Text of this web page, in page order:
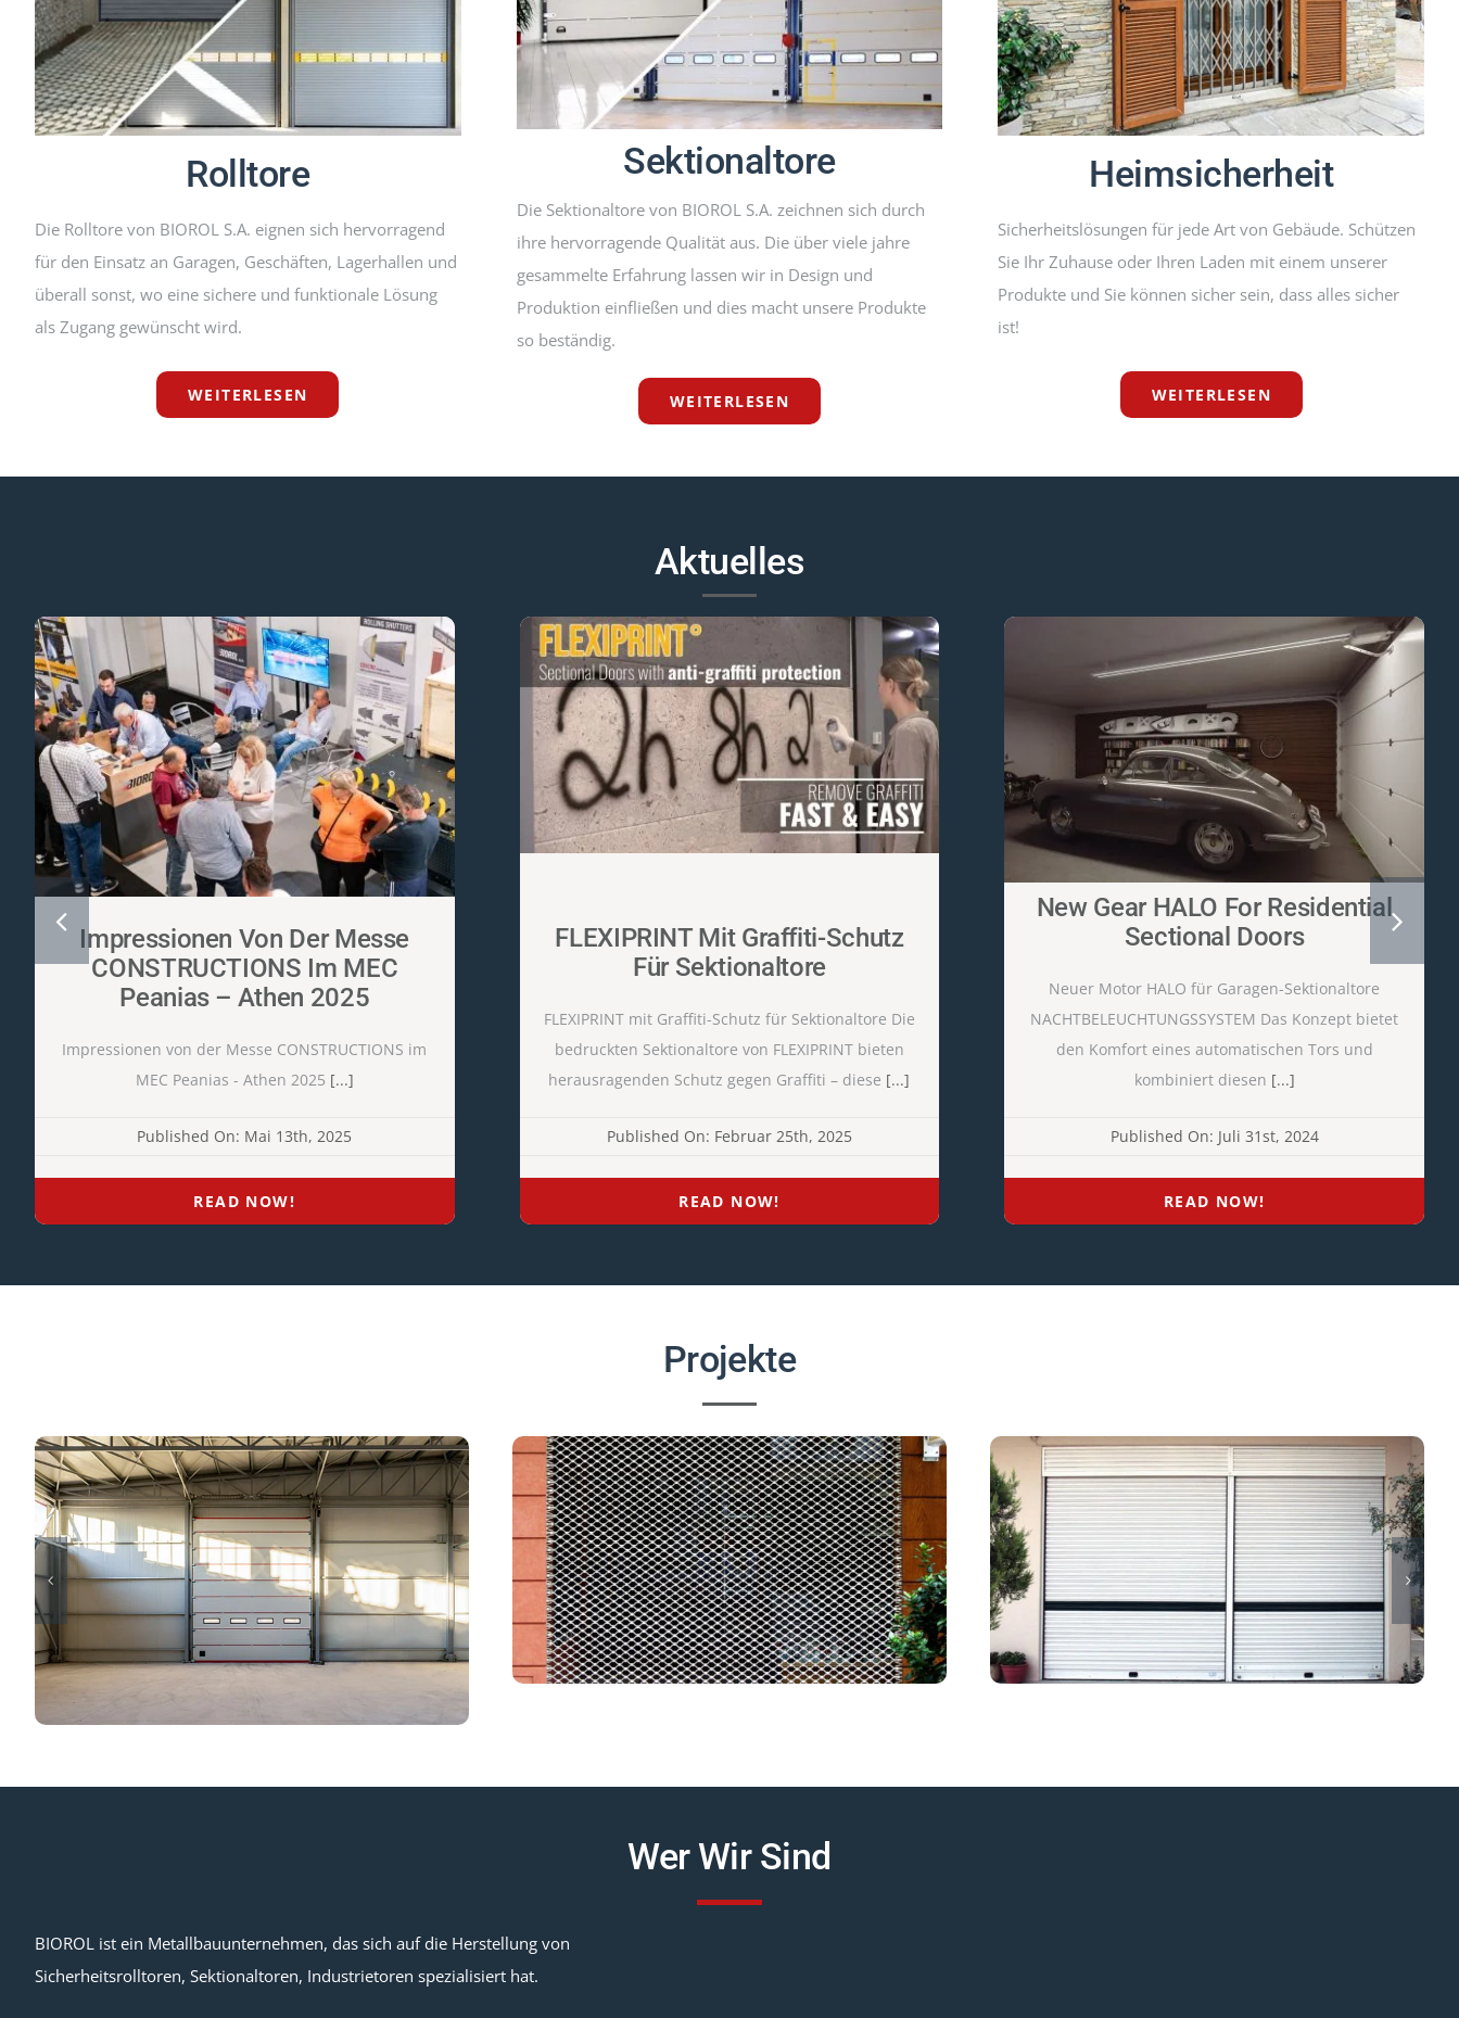
Rolltore
Die Rolltore von BIOROL S.A. eignen sich hervorragend
für den Einsatz an Garagen, Geschäften, Lagerhallen und
überall sonst, wo eine sichere und funktionale Lösung
als Zugang gewünscht wird.
WEITERLESEN
Sektionaltore
Die Sektionaltore von BIOROL S.A. zeichnen sich durch
ihre hervorragende Qualität aus. Die über viele jahre
gesammelte Erfahrung lassen wir in Design und
Produktion einfließen und dies macht unsere Produkte
so beständig.
WEITERLESEN
Heimsicherheit
Sicherheitslösungen für jede Art von Gebäude. Schützen
Sie Ihr Zuhause oder Ihren Laden mit einem unserer
Produkte und Sie können sicher sein, dass alles sicher
ist!
WEITERLESEN
Aktuelles
Impressionen Von Der Messe
CONSTRUCTIONS Im MEC
Peanias – Athen 2025
Impressionen von der Messe CONSTRUCTIONS im
MEC Peanias - Athen 2025 [...]
Published On: Mai 13th, 2025
READ NOW!
FLEXIPRINT Mit Graffiti-Schutz
Für Sektionaltore
FLEXIPRINT mit Graffiti-Schutz für Sektionaltore Die
bedruckten Sektionaltore von FLEXIPRINT bieten
herausragenden Schutz gegen Graffiti – diese [...]
Published On: Februar 25th, 2025
READ NOW!
New Gear HALO For Residential
Sectional Doors
Neuer Motor HALO für Garagen-Sektionaltore
NACHTBELEUCHTUNGSSYSTEM Das Konzept bietet
den Komfort eines automatischen Tors und
kombiniert diesen [...]
Published On: Juli 31st, 2024
READ NOW!
Projekte
Wer Wir Sind
BIOROL ist ein Metallbauunternehmen, das sich auf die Herstellung von
Sicherheitsrolltoren, Sektionaltoren, Industrietoren spezialisiert hat.